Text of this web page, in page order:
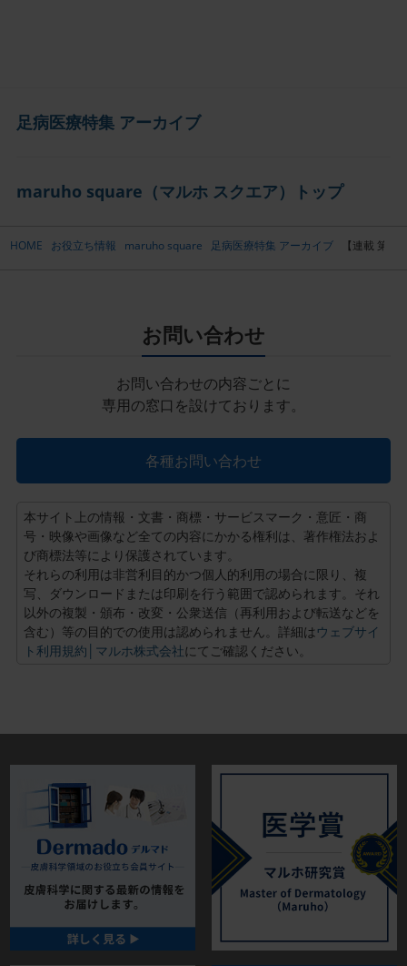
足病医療特集 アーカイブ
maruho square（マルホ スクエア）トップ
HOME お役立ち情報 maruho square 足病医療特集 アーカイブ 【連載 第3
お問い合わせ
お問い合わせの内容ごとに
専用の窓口を設けております。
各種お問い合わせ
本サイト上の情報・文書・商標・サービスマーク・意匠・商
号・映像や画像など全ての内容にかかる権利は、著作権法およ
び商標法等により保護されています。
それらの利用は非営利目的かつ個人的利用の場合に限り、複
写、ダウンロードまたは印刷を行う範囲で認められます。それ
以外の複製・頒布・改変・公衆送信（再利用および転送などを
含む）等の目的での使用は認められません。詳細は ウェブサイ
ト利用規約│マルホ株式会社にてご確認ください。